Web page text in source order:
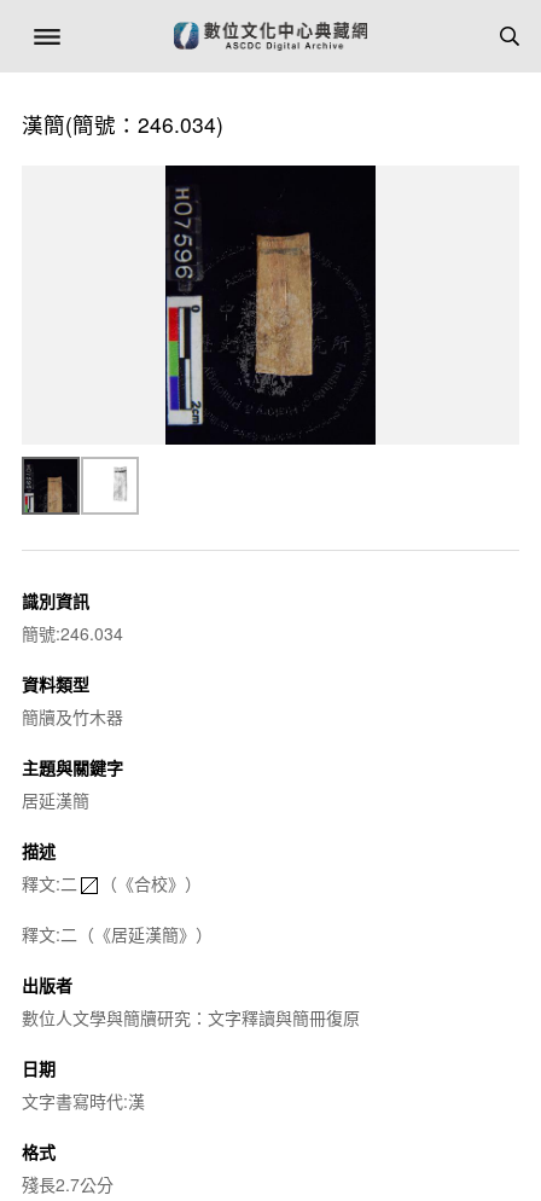
漢簡(簡號：246.034)
識別資訊
簡號:246.034
資料類型
簡牘及竹木器
主題與關鍵字
居延漢簡
描述
釋文:二
（《合校》）
釋文:二（《居延漢簡》）
出版者
數位人文學與簡牘研究：文字釋讀與簡冊復原
日期
文字書寫時代:漢
格式
殘長2.7公分